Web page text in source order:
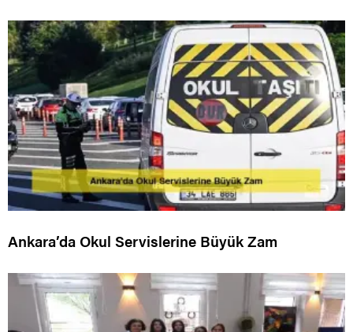
Ankara’da Okul Servislerine Büyük Zam